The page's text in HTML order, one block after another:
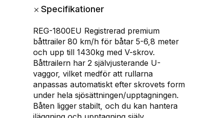
1
0
0
E
U
b
å
t
a
+Specifikationer
REG-1800EU Registrerad premium
båttrailer 80 km/h för båtar 5-6,8 meter
och upp till 1430kg med V-skrov.
Båttrailern har 2 självjusterande U-
vaggor, vilket medför att rullarna
anpassas automatiskt efter skrovets form
under hela sjösättningen/upptagningen.
Båten ligger stabilt, och du kan hantera